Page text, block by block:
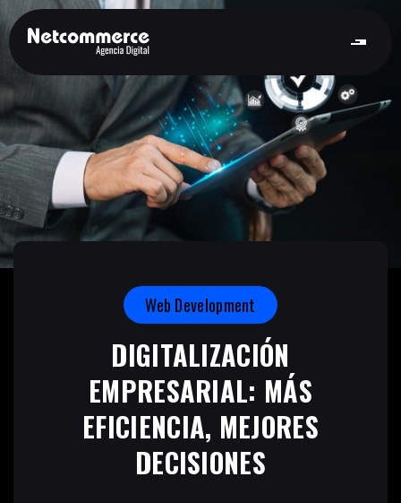
Web Development
DIGITALIZACIÓN
EMPRESARIAL: MÁS
EFICIENCIA, MEJORES
DECISIONES